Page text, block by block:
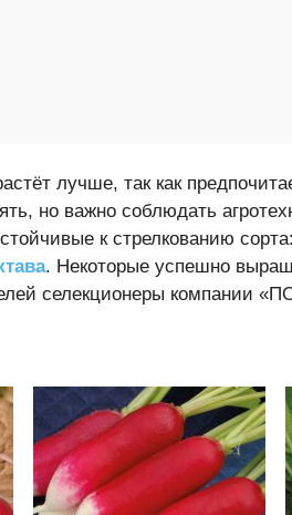
лучше, так как
но важно соблюдать
к стрелкованию сорта:
. Некоторые успешно
селекционеры компании